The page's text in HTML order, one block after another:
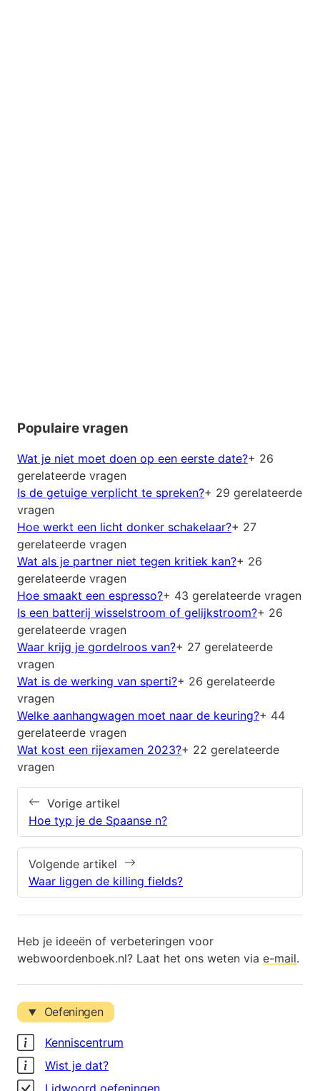
Populaire vragen
Wat je niet moet doen op een eerste date?+ 26
gerelateerde vragen
Is de getuige verplicht te spreken?+ 29 gerelateerde
vragen
Hoe werkt een licht donker schakelaar?+ 27
gerelateerde vragen
Wat als je partner niet tegen kritiek kan?+ 26
gerelateerde vragen
Hoe smaakt een espresso?+ 43 gerelateerde vragen
Is een batterij wisselstroom of gelijkstroom?+ 26
gerelateerde vragen
Waar krijg je gordelroos van?+ 27 gerelateerde
vragen
Wat is de werking van sperti?+ 26 gerelateerde
vragen
Welke aanhangwagen moet naar de keuring?+ 44
gerelateerde vragen
Wat kost een rijexamen 2023?+ 22 gerelateerde
vragen
Vorige artikel
Hoe typ je de Spaanse n?
Volgende artikel
Waar liggen de killing fields?
Heb je ideeën of verbeteringen voor
webwoordenboek.nl? Laat het ons weten via e-mail.
Oefeningen
Kenniscentrum
Wist je dat?
Lidwoord oefeningen